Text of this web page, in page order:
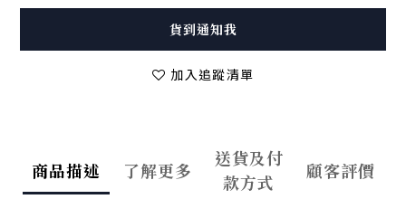
貨到通知我
加入追蹤清單
商品描述 了解更多
送貨及付
款方式
顧客評價